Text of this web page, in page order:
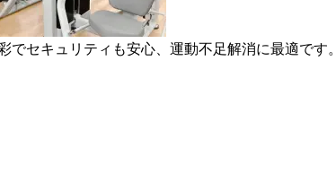
でセキュリティも安心、運動不足解消に最適です。